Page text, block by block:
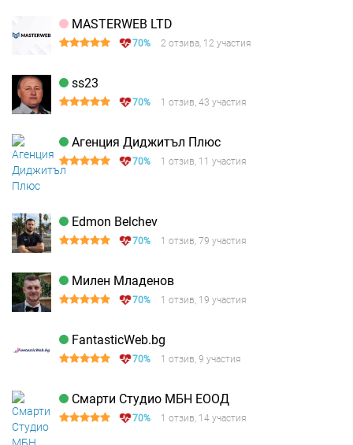
MASTERWEB LTD
70% 2 отзива, 12 участия
ss23
70% 1 отзив, 43 участия
Агенция Диджитъл Плюс
70% 1 отзив, 11 участия
Edmon Belchev
70% 1 отзив, 79 участия
Милен Младенов
70% 1 отзив, 19 участия
FantasticWeb.bg
70% 1 отзив, 9 участия
Смарти Студио МБН ЕООД
70% 1 отзив, 14 участия